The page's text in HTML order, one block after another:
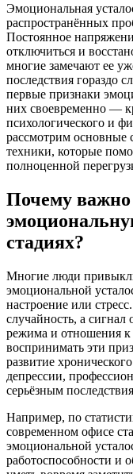
Эмоциональная
распространённых
Постоянное
отключиться и
многие замечают ее
последствия гораздо
первые признаки
них своевременно —
психологического и
рассмотрим основные
техники, которые
полноценной
Почему важно
стадиях?
Многие люди
эмоциональной
настроение или
случайность, а сигнал
режима и отношения к
воспринимать эти
развитие
депрессии,
серьёзным
Например, по
современном офисе
эмоциональной
работоспособности и